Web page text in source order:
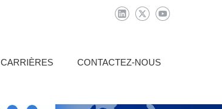
CARRIÈRES CONTACTEZ-NOUS